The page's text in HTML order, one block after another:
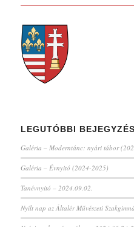
LEGUTÓBBI
Galéria – Moderntánc: nyári tábor
Galéria – Évnyitó (2024-2025)
Tanévnyitó – 2024.09.02.
Nyílt nap az Általér Művészeti